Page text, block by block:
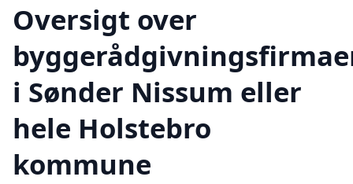
Oversigt over
i Sønder Nissum eller
hele Holstebro
kommune